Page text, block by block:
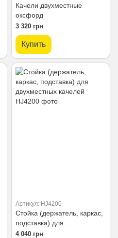
Качели двухместные
оксфорд
3 320 грн
Купить
Артикул: HJ4200
Стойка (держатель, каркас,
подставка) для
двухместных качелей
4 040 грн